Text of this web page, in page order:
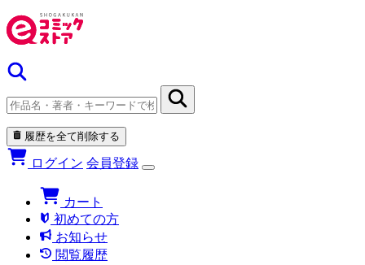
履歴を全て削除する
ログイン 会員登録
カート
初めての方
お知らせ
閲覧履歴